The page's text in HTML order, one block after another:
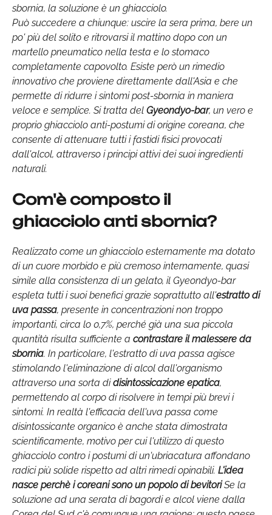
sbornia, la soluzione è un ghiacciolo.
Può succedere a chiunque: uscire la sera prima, bere un
po' più del solito e ritrovarsi il mattino dopo con un
martello pneumatico nella testa e lo stomaco
completamente capovolto. Esiste però un rimedio
innovativo che proviene direttamente dall'Asia e che
permette di ridurre i sintomi post-sbornia in maniera
veloce e semplice. Si tratta del Gyeondyo-bar, un vero e
proprio ghiacciolo anti-postumi di origine coreana, che
consente di attenuare tutti i fastidi fisici provocati
dall'alcol, attraverso i principi attivi dei suoi ingredienti
naturali.
Com'è composto il
ghiacciolo anti sbornia?
Realizzato come un ghiacciolo esternamente ma dotato
di un cuore morbido e più cremoso internamente, quasi
simile alla consistenza di un gelato, il Gyeondyo-bar
espleta tutti i suoi benefici grazie soprattutto all'estratto di
uva passa, presente in concentrazioni non troppo
importanti, circa lo 0,7%, perché già una sua piccola
quantità risulta sufficiente a contrastare il malessere da
sbornia. In particolare, l'estratto di uva passa agisce
stimolando l'eliminazione di alcol dall'organismo
attraverso una sorta didisintossicazione epatica,
permettendo al corpo di risolvere in tempi più brevi i
sintomi. In realtà l'efficacia dell'uva passa come
disintossicante organico è anche stata dimostrata
scientificamente, motivo per cui l'utilizzo di questo
ghiacciolo contro i postumi di un'ubriacatura affondano
radici più solide rispetto ad altri rimedi opinabili. L'idea
nasce perchè i coreani sono un popolo di bevitoriSe la
soluzione ad una serata di bagordi e alcol viene dalla